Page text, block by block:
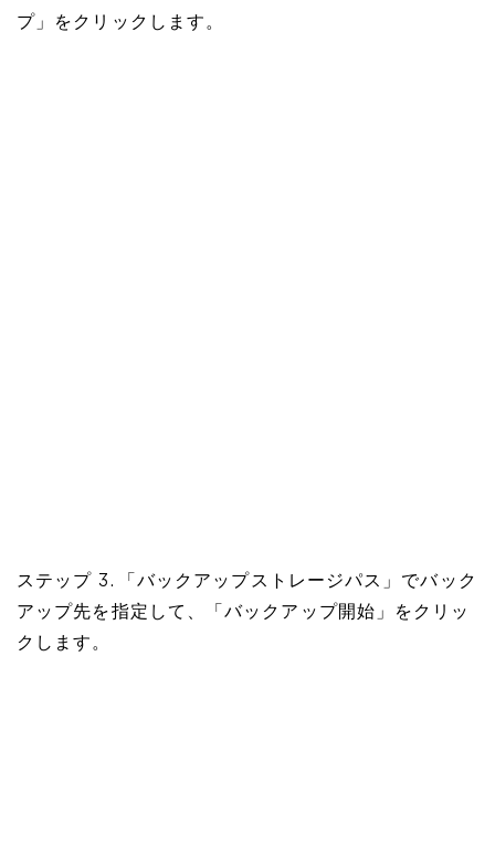
プ」をクリックします。
ステップ 3. 「バックアップストレージパス」でバック
アップ先を指定して、「バックアップ開始」をクリッ
クします。